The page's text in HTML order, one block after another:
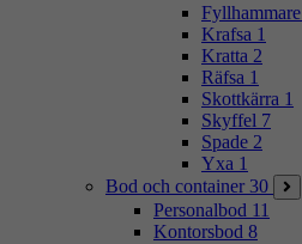
Fyllhammare
Krafsa 1
Kratta 2
Räfsa 1
Skottkärra 1
Skyffel 7
Spade 2
Yxa 1
Bod och container 30
Personalbod 11
Kontorsbod 8